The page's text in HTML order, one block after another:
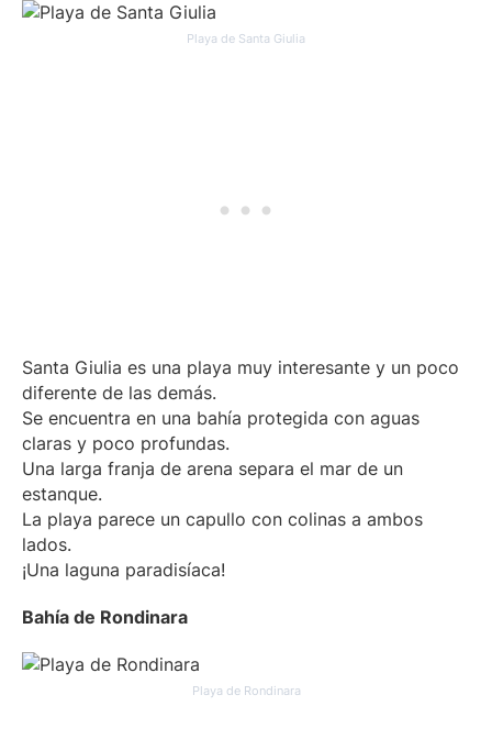
Playa de Santa Giulia
Santa Giulia es una playa muy interesante y un poco
diferente de las demás.
Se encuentra en una bahía protegida con aguas
claras y poco profundas.
Una larga franja de arena separa el mar de un
estanque.
La playa parece un capullo con colinas a ambos
lados.
¡Una laguna paradisíaca!
Bahía de Rondinara
Playa de Rondinara